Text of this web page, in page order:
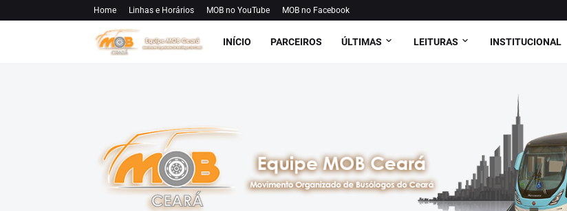
Home Linhas e Horários MOB no YouTube MOB no Facebook
INÍCIO PARCEIROS ÚLTIMAS LEITURAS INSTITUCIONAL